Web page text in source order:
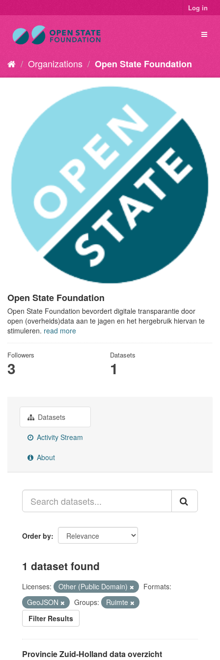
Log in
Organizations Open State Foundation
Open State Foundation
Open State Foundation bevordert digitale transparantie door
open (overheids)data aan te jagen en het hergebruik hiervan te
stimuleren. read more
Followers
3
Datasets
1
Datasets
Activity Stream
About
Order by
1 dataset found
Licenses: Other (Public Domain)
Formats:
GeoJSON
Groups:
Ruimte
Filter Results
Provincie Zuid-Holland data overzicht